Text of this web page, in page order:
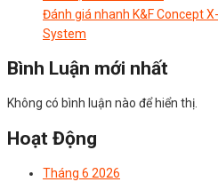
Đánh giá nhanh K&F Concept
System
Bình Luận mới nhất
Không có bình luận nào để hiển thị.
Hoạt Động
Tháng 6 2026